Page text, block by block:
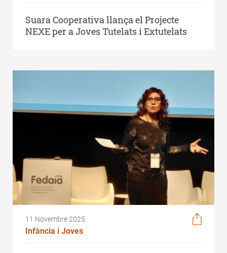
Suara Cooperativa llança el Projecte
NEXE per a Joves Tutelats i Extutelats
11 Novembre 2025
Infància i Joves